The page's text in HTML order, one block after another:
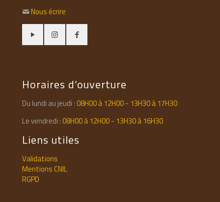
Nous écrire
Horaires d’ouverture
Du lundi au jeudi :08H00 à 12H00 - 13H30 à 17H30
Le vendredi :08H00 à 12H00 - 13H30 à 16H30
Liens utiles
Validations
Mentions CNIL
RGPD